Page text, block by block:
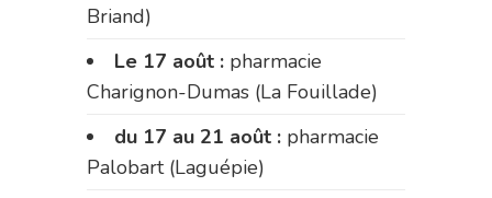
Briand)
Le 17 août : pharmacie
Charignon-Dumas (La Fouillade)
du 17 au 21 août : pharmacie
Palobart (Laguépie)